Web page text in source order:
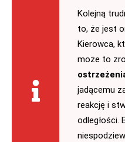
Kolejną
to, że jest
Kierowca,
może to
jadącemu
reakcję i
odległości.